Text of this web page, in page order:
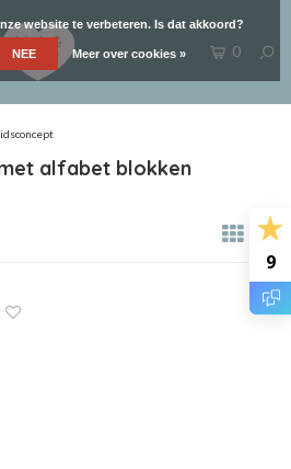
9
0
alfabet blokken
website te verbeteren. Is dat akkoord?
NEE Meer over cookies »